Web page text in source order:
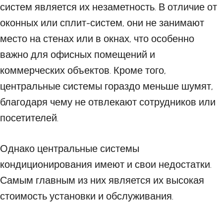
систем является их незаметность. В отличие от
оконных или сплит-систем, они не занимают
место на стенах или в окнах, что особенно
важно для офисных помещений и
коммерческих объектов. Кроме того,
центральные системы гораздо меньше шумят,
благодаря чему не отвлекают сотрудников или
посетителей.
Однако центральные системы
кондиционирования имеют и свои недостатки.
Самым главным из них является их высокая
стоимость установки и обслуживания.